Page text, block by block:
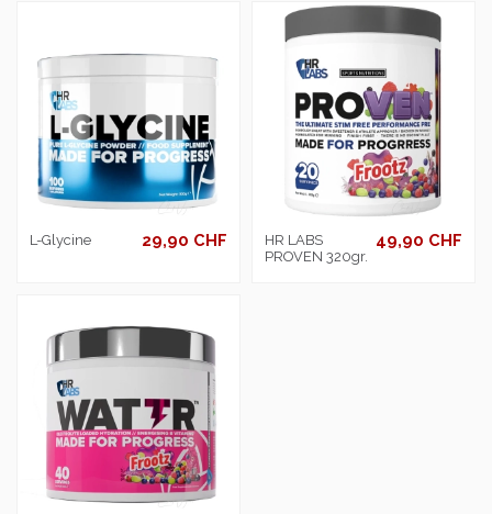
L-Glycine 29,90 CHF
HR LABS
PROVEN 320gr.
49,90 CHF